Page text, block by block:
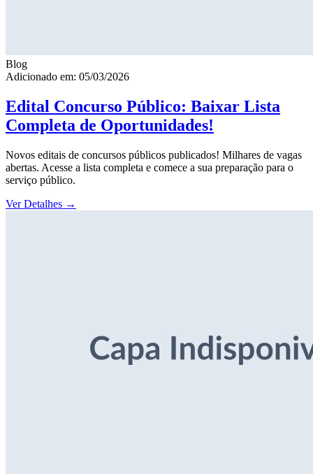
Blog
Adicionado em: 05/03/2026
Edital Concurso Público: Baixar Lista
Completa de Oportunidades!
Novos editais de concursos públicos publicados! Milhares de vagas
abertas. Acesse a lista completa e comece a sua preparação para o
serviço público.
Ver Detalhes →